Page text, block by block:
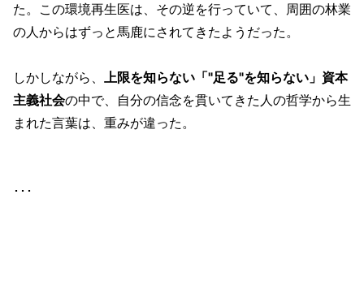
た。この環境再生医は、その逆を行っていて、周囲の林業
の人からはずっと馬鹿にされてきたようだった。
しかしながら、 上限を知らない「"足る"を知らない」資本
主義社会の中で、自分の信念を貫いてきた人の哲学から生
まれた言葉は、重みが違った。
･･･